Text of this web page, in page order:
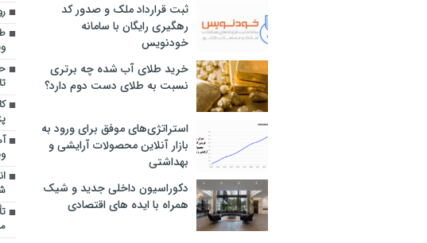
ثبت قرارداد ملک و صدور کد
رهگیری رایگان با سامانه
خودنویس
خرید طلای آب شده چه برتری
نسبت به طلای دست دوم دارد؟
استراتژی‌های موفق برای ورود به
بازار آنلاین محصولات آرایشی و
بهداشتی
دکوراسیون داخلی جدید و شیک
همراه با ایده های اقتصادی